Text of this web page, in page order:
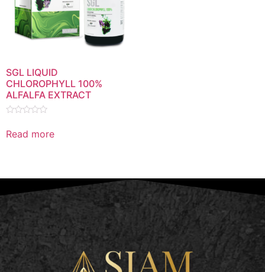
SGL LIQUID
CHLOROPHYLL 100%
ALFALFA EXTRACT
0
out
Read more